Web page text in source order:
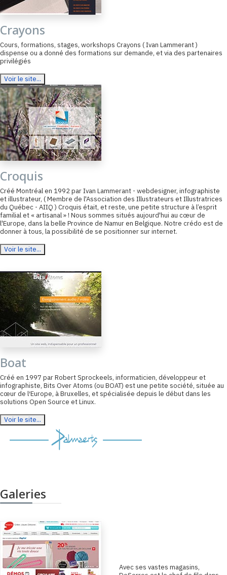
Crayons
Cours, formations, stages, workshops Crayons ( Ivan Lammerant )
dispense ou a donné des formations sur demande, et via des partenaires
privilégiés
Voir le site...
Croquis
Créé Montréal en 1992 par Ivan Lammerant - webdesigner, infographiste
et illustrateur, ( Membre de l'Association des Illustrateurs et Illustratrices
du Québec - AIIQ ) Croquis était, et reste, une petite structure à l’esprit
familial et « artisanal » ! Nous sommes situés aujourd'hui au cœur de
l'Europe, dans la belle Province de Namur en Belgique. Notre crédo est de
donner à tous, la possibilité de se positionner sur internet.
Voir le site...
Boat
Créé en 1997 par Robert Sprockeels, informaticien, développeur et
infographiste, Bits Over Atoms (ou BOAT) est une petite société, située au
cœur de l′Europe, à Bruxelles, et spécialisée depuis le début dans les
solutions Open Source et Linux.
Voir le site...
Galeries
Avec ses vastes magasins,